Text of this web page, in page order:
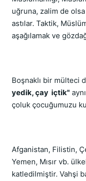
uğruna, zalim de olsa
astılar. Taktik,
aşağılamak ve
Boşnaklı bir mülteci
yedik, çay içtik"
çoluk çocuğumuzu
Afganistan, Filistin,
Yemen, Mısır vb.
katledilmiştir. Vahşi